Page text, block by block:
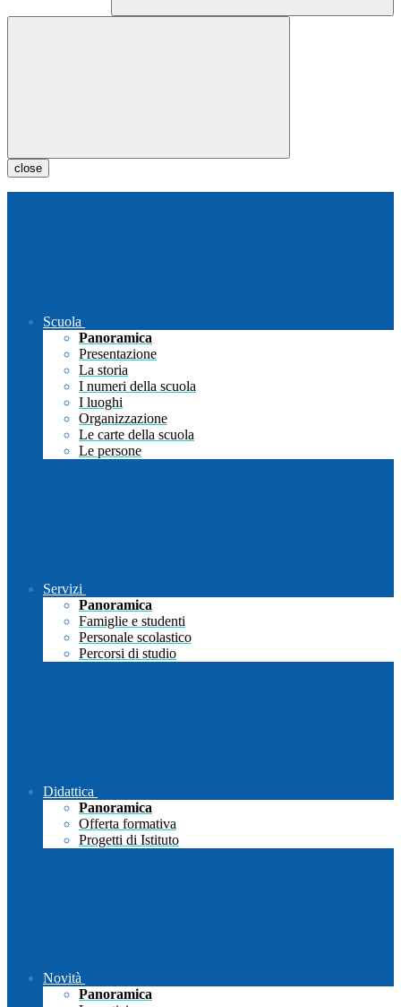
close
Scuola
Panoramica
Presentazione
La storia
I numeri della scuola
I luoghi
Organizzazione
Le carte della scuola
Le persone
Servizi
Panoramica
Famiglie e studenti
Personale scolastico
Percorsi di studio
Didattica
Panoramica
Offerta formativa
Progetti di Istituto
Novità
Panoramica